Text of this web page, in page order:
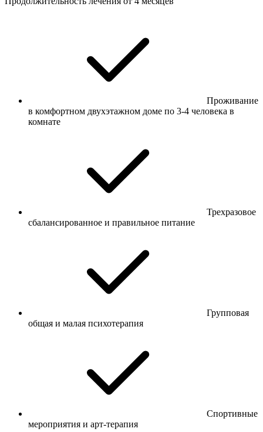
Проживание
в комфортном двухэтажном доме по 3-4 человека в
комнате
Трехразовое
сбалансированное и правильное питание
Групповая
общая и малая психотерапия
Спортивные
мероприятия и арт-терапия